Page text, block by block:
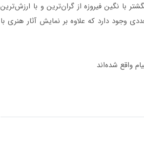
با نگین فیروزه از گران‌ترین و با ارزش‌ترین
وجود دارد که علاوه بر نمایش آثار هنری با
واقع شده‌اند